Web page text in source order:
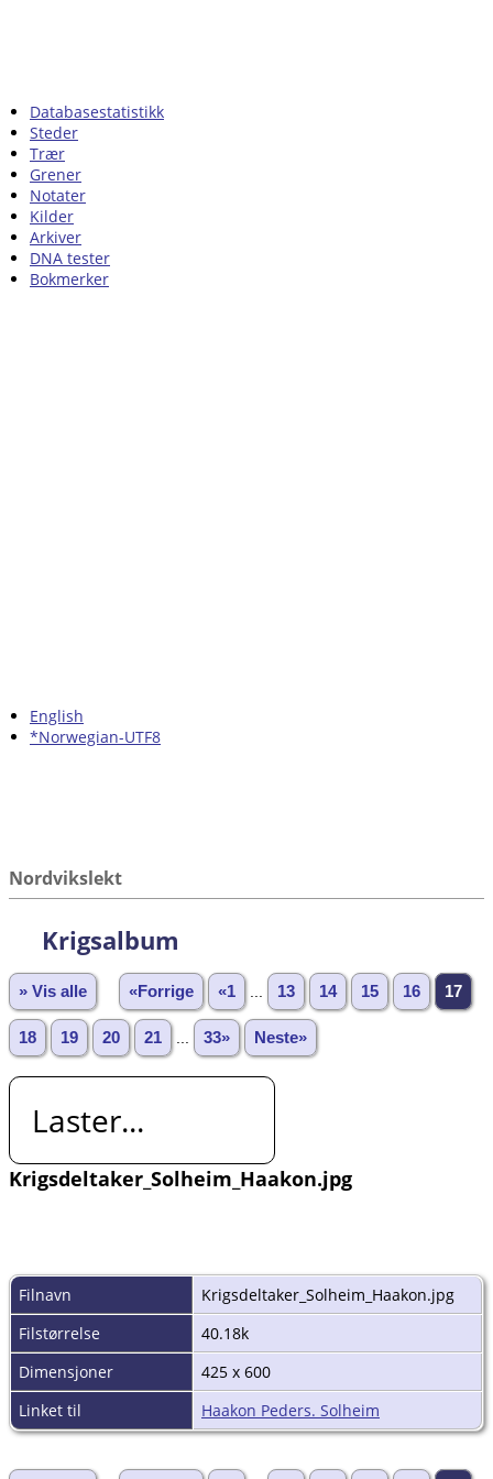
Databasestatistikk
Steder
Trær
Grener
Notater
Kilder
Arkiver
DNA tester
Bokmerker
English
*Norwegian-UTF8
Nordvikslekt
Krigsalbum
» Vis alle «Forrige «1 13 14 15 16 17
18 19 20 21 33» Neste»
Laster...
Krigsdeltaker_Solheim_Haakon.jpg
Filnavn
Krigsdeltaker_Solheim_Haakon.jpg
Filstørrelse
40.18k
Dimensjoner
425 x 600
Linket til
Haakon Peders. Solheim